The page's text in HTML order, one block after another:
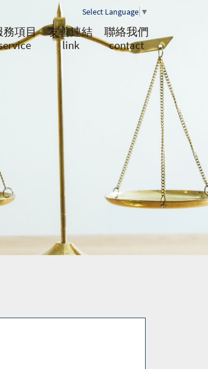
Select Language ▼
務項目
友善連結
link
聯絡我們
contact